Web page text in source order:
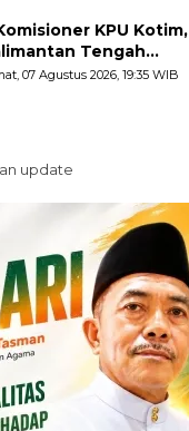
Merah Putih
KPU Kotim,
Tengah
Tersangka,
07 Agustus 2026, 19:35 WIB
update